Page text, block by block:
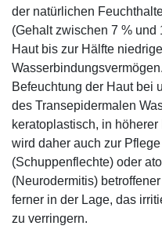
der natürlichen
(Gehalt zwischen 7 % und
Haut bis zur Hälfte
Befeuchtung der Haut bei
des Transepidermalen
keratoplastisch, in
wird daher auch zur
(Schuppenflechte) oder
(Neurodermitis)
ferner in der Lage, das
zu verringern.